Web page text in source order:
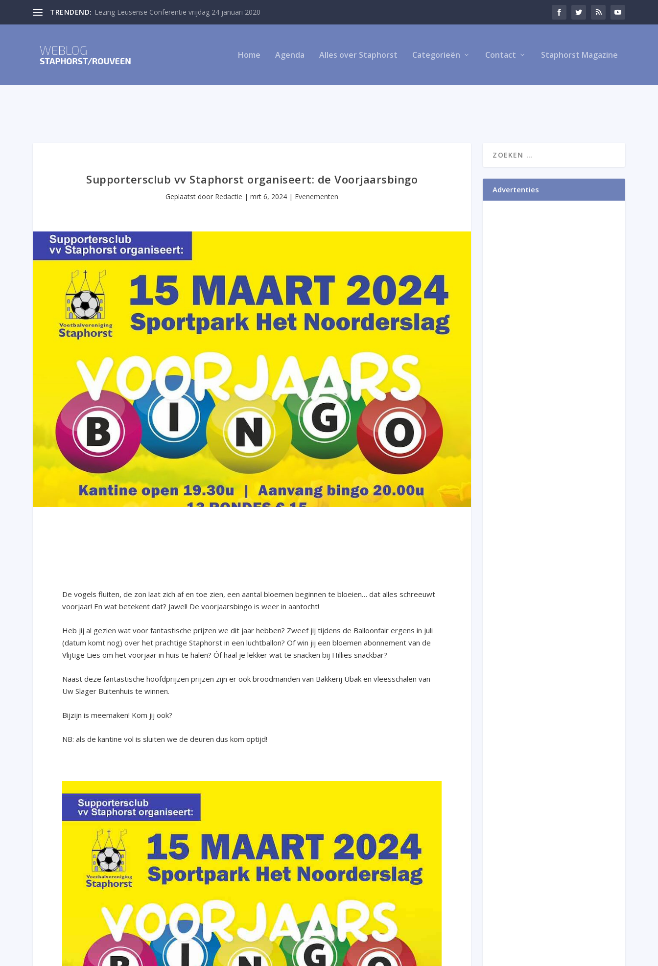
TRENDEND: Lezing Leusense Conferentie vrijdag 24 januari 2020
Home Agenda Alles over Staphorst Categorieën Contact Staphorst Magazine
Supportersclub vv Staphorst organiseert: de Voorjaarsbingo
Geplaatst door Redactie |mrt 6, 2024 | Evenementen
De vogels fluiten, de zon laat zich af en toe zien, een aantal bloemen beginnen te bloeien… dat alles schreeuwt
voorjaar! En wat betekent dat? Jawel! De voorjaarsbingo is weer in aantocht!
Heb jij al gezien wat voor fantastische prijzen we dit jaar hebben? Zweef jij tijdens de Balloonfair ergens in juli
(datum komt nog) over het prachtige Staphorst in een luchtballon? Of win jij een bloemen abonnement van de
Vlijtige Lies om het voorjaar in huis te halen? Óf haal je lekker wat te snacken bij Hillies snackbar?
Naast deze fantastische hoofdprijzen prijzen zijn er ook broodmanden van Bakkerij Ubak en vleesschalen van
Uw Slager Buitenhuis te winnen.
Bijzijn is meemaken! Kom jij ook?
NB: als de kantine vol is sluiten we de deuren dus kom optijd!
Advertenties